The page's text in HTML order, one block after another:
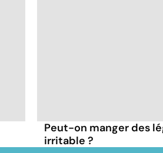
Peut-on manger des
irritable ?